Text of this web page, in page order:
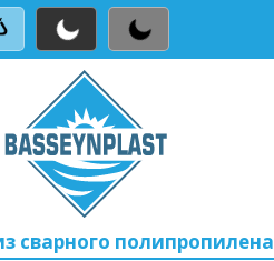
сварного полипропилена